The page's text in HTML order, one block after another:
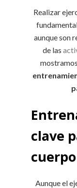
Realizar
aunque son
de las
mostramos
clave
Aunque el